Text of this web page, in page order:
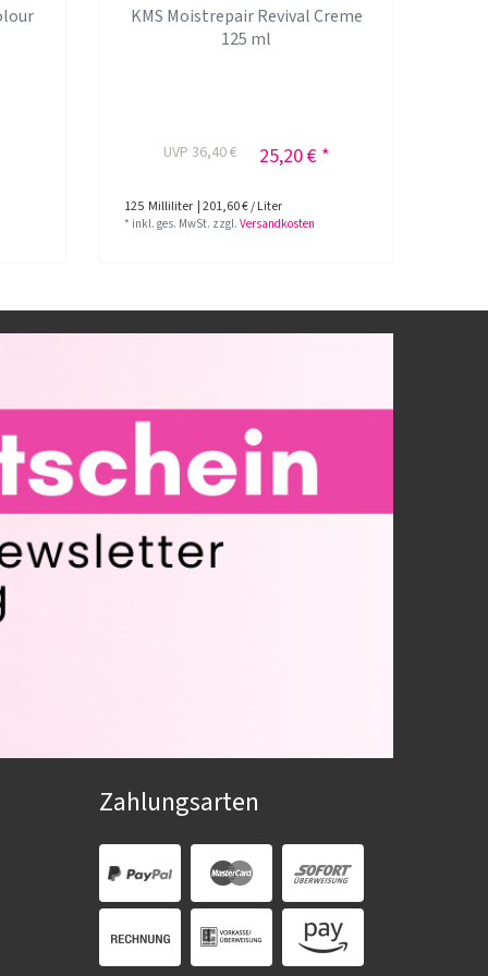
KMS Moistrepair Revival Creme
125 ml
UVP 36,40 € 25,20 € *
125 Milliliter | 201,60 € / Liter
* inkl. ges. MwSt. zzgl.Versandkosten
Zahlungsarten